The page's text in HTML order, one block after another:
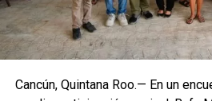
cerca del 70% del territorio
forestal y que el país concentra
biodiversidad mundial, lo que
especialmente en el sureste
Cancún, Quintana Roo.— En un